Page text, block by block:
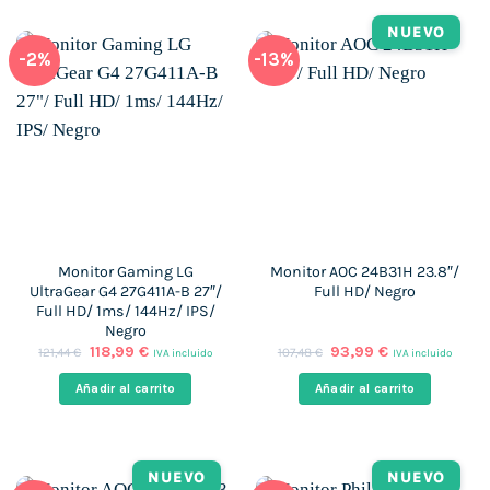
-2%
Monitor Gaming LG
UltraGear G4 27G411A-B 27″/
Full HD/ 1ms/ 144Hz/ IPS/
Negro
121,44€ El
original
era:
118,99 €El
actual
es:
IVA incluido
Añadir al carrito
-13%
NUEVO
Monitor AOC 24B31H 23.8″/
Full HD/ Negro
107,48€ El
original
era:
93,99€El
actual
es:
IVA incluido
Añadir al carrito
NUEVO NUEVO